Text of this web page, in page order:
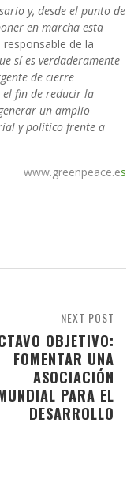
y, desde el punto de
en marcha esta
de la
sí es verdaderamente
de cierre
el fin de reducir la
un amplio
y político frente a
www.greenpeace.es
NEXT POST
OBJETIVO:
FOMENTAR UNA
ASOCIACIÓN
PARA EL
DESARROLLO